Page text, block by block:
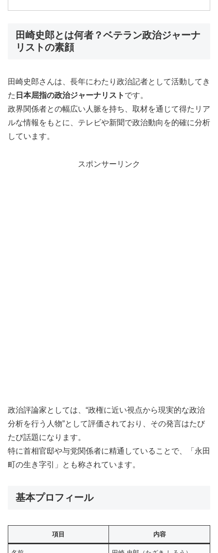
田崎史郎とは何者？ベテラン政治ジャーナ
リストの素顔
田崎史郎さんは、長年にわたり政治記者として活動してき
た 日本屈指の政治ジャーナリスト です。
政界関係者との幅広い人脈を持ち、取材を通じて得たリア
ルな情報をもとに、テレビや新聞で政治動向を的確に分析
しています。
スポンサーリンク
政治評論家としては、“政権に近い視点から現実的な政治
分析を行う人物”として評価されており、その発言はたび
たび話題になります。
特に首相官邸や与党関係者に精通していることで、「永田
町の生き字引」とも称されています。
基本プロフィール
項目 内容